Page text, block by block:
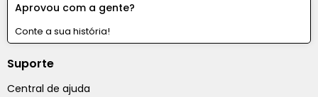
Aprovou com a gente?
Conte a sua história!
Suporte
Central de ajuda